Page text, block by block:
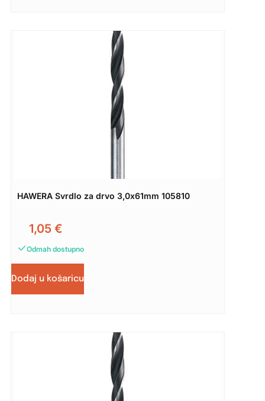
HAWERA Svrdlo za drvo 3,0x61mm 105810
1,05 €
Odmah dostupno
Dodaj u košaricu